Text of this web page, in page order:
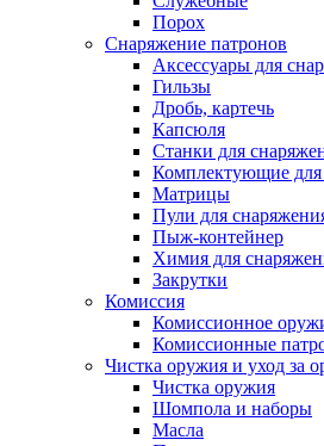
Порох
Снаряжение патронов
Аксессуары для
Гильзы
Дробь, картечь
Капсюля
Станки для
Комплектующие для
Матрицы
Пули для
Пыж-контейнер
Химия для
Закрутки
Комиссия
Комиссионное
Комиссионные
Чистка оружия и уход за
Чистка оружия
Шомпола и наборы
Масла